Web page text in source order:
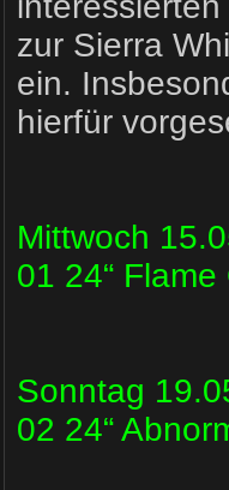
zur Sierra
ein.
hierfür
Mittwoch
01 24“ Flame
Sonntag
02 24“